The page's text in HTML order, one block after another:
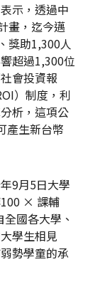
示，透過中
畫，迄今邁
獎助1,300人
超過1,300位
會投資報
）制度，利
析，這項公
產生新台幣
9月5日大學
100 × 課輔
國各大學、
學生相見
勢學童的承